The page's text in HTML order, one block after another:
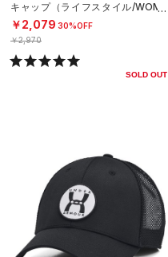
キャップ（ライフスタイル/WOME
N）
￥2,079 30%OFF
￥2,970
SOLD OUT